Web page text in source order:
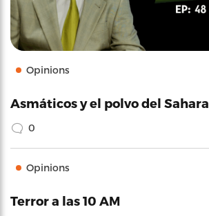
Opinions
Asmáticos y el polvo del Sahara
0
Opinions
Terror a las 10 AM